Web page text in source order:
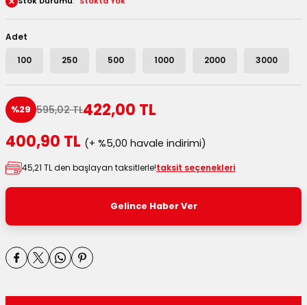
Kutuları
Kutuları
Adet
100 250 500 1000 2000 3000
%29 595,02 TL422,00 TL
400,90 TL (+ %5,00 havale indirimi)
45,21 TL den başlayan taksitlerle!taksit seçenekleri
Gelince Haber Ver